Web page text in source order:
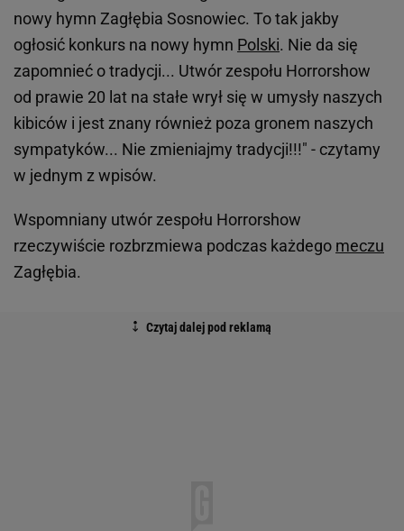
nowy hymn Zagłębia Sosnowiec. To tak jakby
ogłosić konkurs na nowy hymn Polski. Nie da się
zapomnieć o tradycji... Utwór zespołu Horrorshow
od prawie 20 lat na stałe wrył się w umysły naszych
kibiców i jest znany również poza gronem naszych
sympatyków... Nie zmieniajmy tradycji!!!" - czytamy
w jednym z wpisów.
Wspomniany utwór zespołu Horrorshow
rzeczywiście rozbrzmiewa podczas każdego meczu
Zagłębia.